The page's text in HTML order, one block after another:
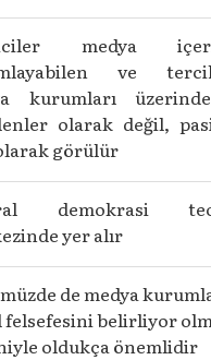
medya
ve
kurumları
olarak değil,
görülür
demokrasi
yer alır
de medya
felsefesini belirliyor
oldukça önemlidir